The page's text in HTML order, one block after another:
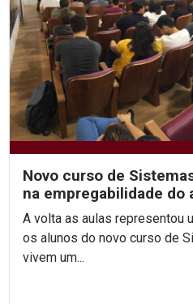
Novo curso de
na empregabilidade do
A volta as aulas representou
os alunos do novo curso de
vivem um...